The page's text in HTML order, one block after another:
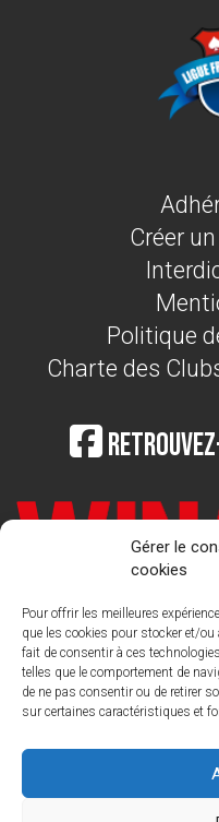
Gérer le
cookies
Pour offrir les meilleures
que les cookies pour stocker et/
fait de consentir à ces
telles que le comportement de
de ne pas consentir ou de retirer
sur certaines caractéristiques et
Créer
Politique
Charte des
contacter :